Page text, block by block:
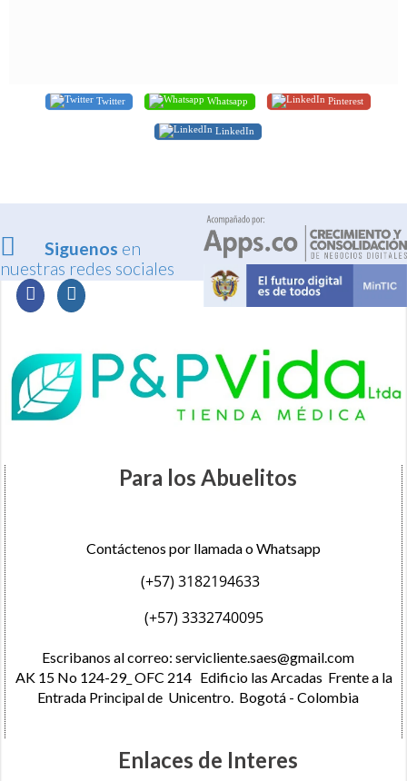
Twitter Whatsapp Pinterest
LinkedIn
Siguenos en
nuestras redes sociales
Para los Abuelitos
Contáctenos por llamada o Whatsapp
(+57) 3182194633
(+57) 3332740095
Escribanos al correo: servicliente.saes@gmail.com
AK 15 No 124-29_ OFC 214 Edificio las Arcadas Frente a la
Entrada Principal de Unicentro. Bogotá - Colombia
Enlaces de Interes